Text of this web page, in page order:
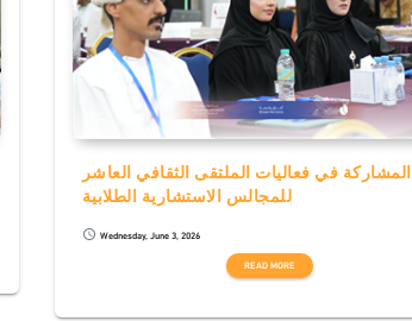
المشاركة في فعاليات الملتقى الثقافي العاشر
للمجالس الاستشارية الطلابية
schedule Wednesday, June 3, 2026
READ MORE